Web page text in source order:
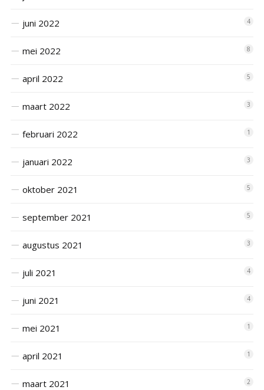
juni 2022 4
mei 2022 8
april 2022 5
maart 2022 3
februari 2022 1
januari 2022 3
oktober 2021 5
september 2021 5
augustus 2021 3
juli 2021 4
juni 2021 4
mei 2021 1
april 2021 1
maart 2021 2